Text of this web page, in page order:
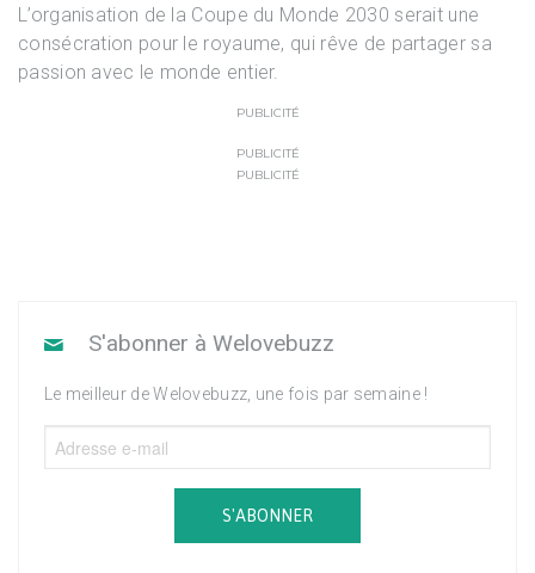
L’organisation de la Coupe du Monde 2030 serait une
consécration pour le royaume, qui rêve de partager sa
passion avec le monde entier.
PUBLICITÉ
PUBLICITÉ
PUBLICITÉ
S'abonner à Welovebuzz
Le meilleur de Welovebuzz, une fois par semaine !
S'ABONNER